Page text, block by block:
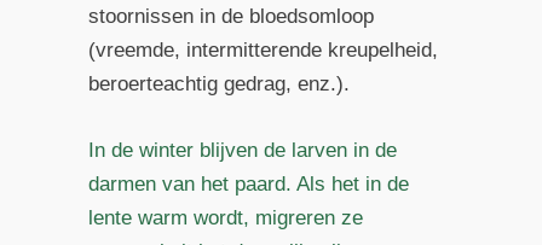
stoornissen in de bloedsomloop
(vreemde, intermitterende kreupelheid,
beroerteachtig gedrag, enz.).
In de winter blijven de larven in de
darmen van het paard. Als het in de
lente warm wordt, migreren ze